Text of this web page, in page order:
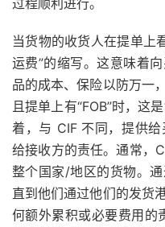
过程顺利进行。
当货物的收货人在提单上
运费”的缩写。这意味着
品的成本、保险以防万一
且提单上有“FOB”时，这
着，与 CIF 不同，提供
给接收方的责任。通常，
整个国家/地区的货物。通
直到他们通过他们的发货
何额外累积或必要费用的